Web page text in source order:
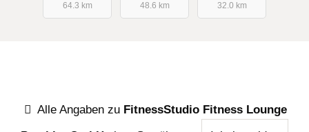
64.3 km
48.6 km
32.0 km
Alle Angaben zu FitnessStudio Fitness Lounge